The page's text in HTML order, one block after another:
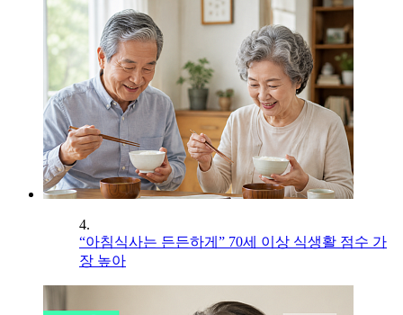
4.
“아침식사는 든든하게” 70세 이상 식생활 점수 가
장 높아